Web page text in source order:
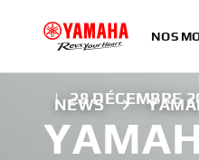
NOS
NEWS
| 28 DÉCEMBRE